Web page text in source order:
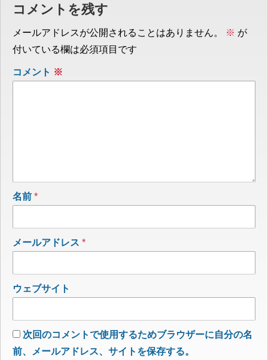
コメントを残す
メールアドレスが公開されることはありません。 ※ が
付いている欄は必須項目です
コメント ※
名前 *
メールアドレス *
ウェブサイト
次回のコメントで使用するためブラウザーに自分の名
前、メールアドレス、サイトを保存する。